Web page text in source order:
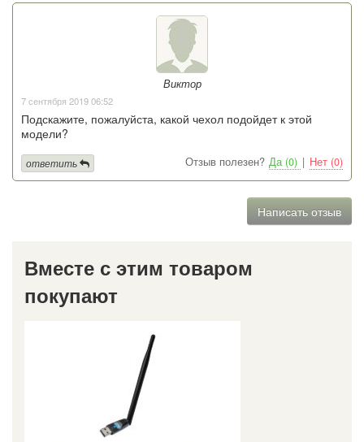
Виктор
7 сентября 2019 06:52
Подскажите, пожалуйста, какой чехол подойдет к этой
модели?
Отзыв полезен? Да (0) | Нет (0)
ответить
Написать отзыв
Вместе с этим товаром
покупают